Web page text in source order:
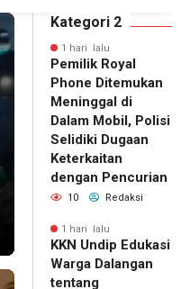
Kategori 2
1 hari lalu
Pemilik Royal
Phone Ditemukan
Meninggal di
Dalam Mobil, Polisi
Selidiki Dugaan
Keterkaitan
dengan Pencurian
10 Redaksi
1 hari lalu
KKN Undip Edukasi
Warga Dalangan
tentang